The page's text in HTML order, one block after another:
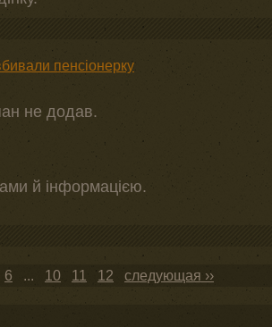
пенсіонерку
не додав.
й інформацією.
6 ... 10 11 12 следующая ››